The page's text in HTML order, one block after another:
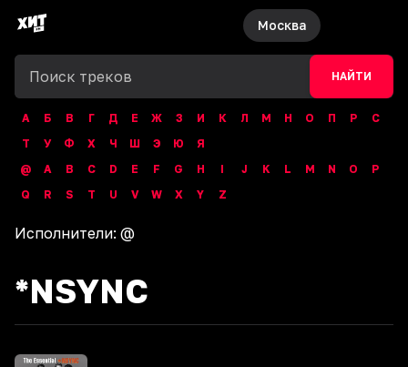
Москва
НАЙТИ
А Б В Г Д Е Ж З И К Л М Н О П Р
С
Т
У Ф Х Ч Ш Э Ю
Я
@
A B C D E F G H I J K L M N O
P
Q
R S T U V W X Y Z
Исполнители: @
*NSYNC